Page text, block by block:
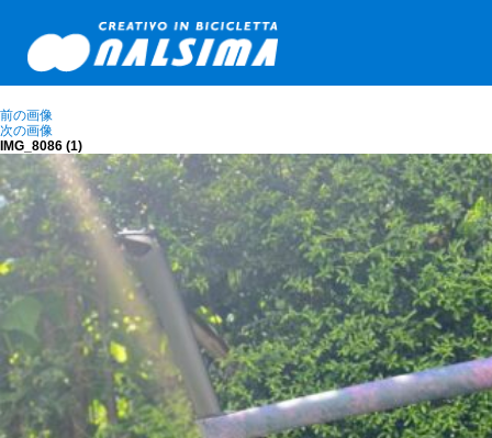
前の画像
次の画像
IMG_8086 (1)